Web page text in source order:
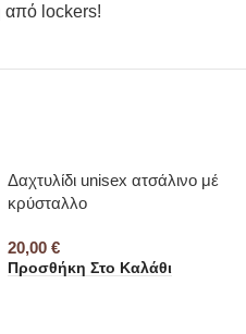
από lockers!
Δαχτυλίδι unisex ατσάλινο μέ
κρύσταλλο
20,00 €
Προσθήκη Στο Καλάθι